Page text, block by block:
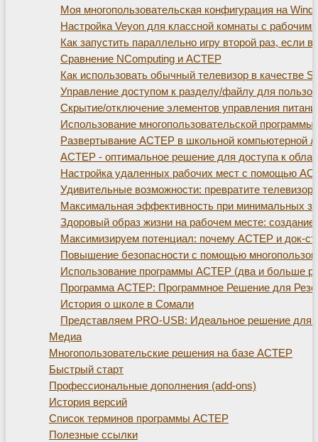
Моя многопользовательская конфигурация на
Настройка Veyon для классной комнаты с рабочим
Как запустить параллельно игру второй раз, если
Сравнение NComputing и АСТЕР
Как использовать обычный телевизор в качестве
Управление доступом к разделу/файлу для
Скрытие/отключение элементов управления
Использование многопользовательской
Развертывание АСТЕР в школьной компьютерной
АСТЕР - оптимальное решение для доступа к
Настройка удаленных рабочих мест с помощью
Удивительные возможности: превратите
Максимальная эффективность при минимальных
Здоровый образ жизни на рабочем месте: создание
Максимизируем потенциал: почему АСТЕР и док-
Повышение безопасности с помощью
Использование программы АСТЕР (два и больше
Программа АСТЕР: Программное Решение для
История о школе в Сомали
Представляем PRO-USB: Идеальное решение для
Медиа
Многопользовательские решения на базе АСТЕР
Быстрый старт
Профессиональные дополнения (add-ons)
История версий
Список терминов программы АСТЕР
Полезные ссылки